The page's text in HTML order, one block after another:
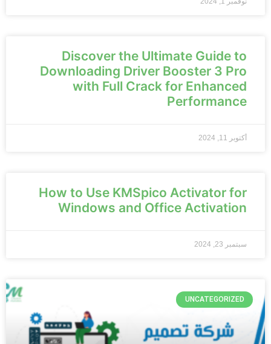
Discover the Ultimate Guide to
Downloading Driver Booster 3 Pro
with Full Crack for Enhanced
Performance
أكتوبر 11, 2024
How to Use KMSpico Activator for
Windows and Office Activation
سبتمبر 23, 2024
UNCATEGORIZED